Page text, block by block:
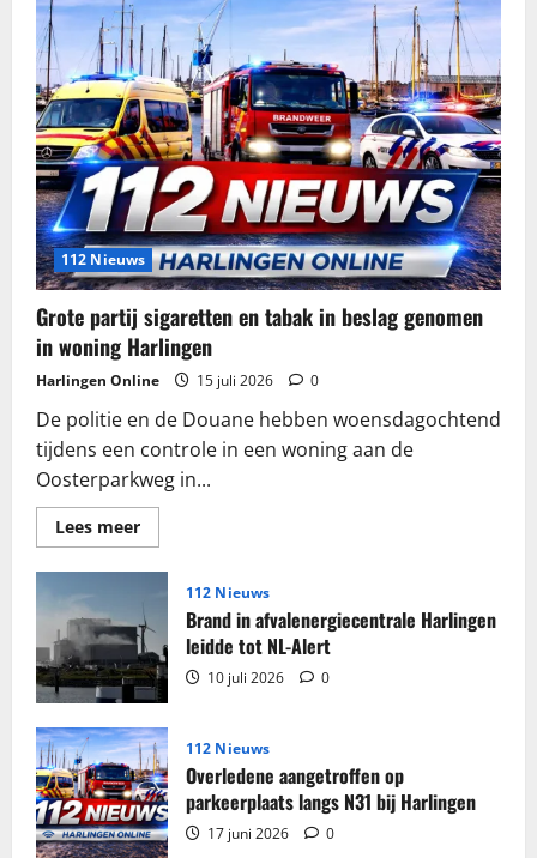
112 Nieuws
Grote partij sigaretten en tabak in beslag genomen
in woning Harlingen
Harlingen Online 15 juli 2026 0
De politie en de Douane hebben woensdagochtend
tijdens een controle in een woning aan de
Oosterparkweg in...
Lees meerLees
meer
Grote
sigaretten
en
tabak
in
beslag
genomen
in
woning
Harlingen
112 Nieuws
Brand in afvalenergiecentrale Harlingen
leidde tot NL-Alert
10 juli 2026 0
112 Nieuws
Overledene aangetroffen op
parkeerplaats langs N31 bij Harlingen
17 juni 2026 0